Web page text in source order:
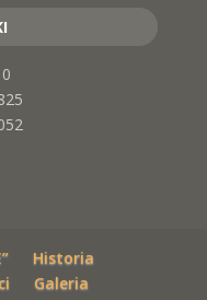
Historia
Galeria